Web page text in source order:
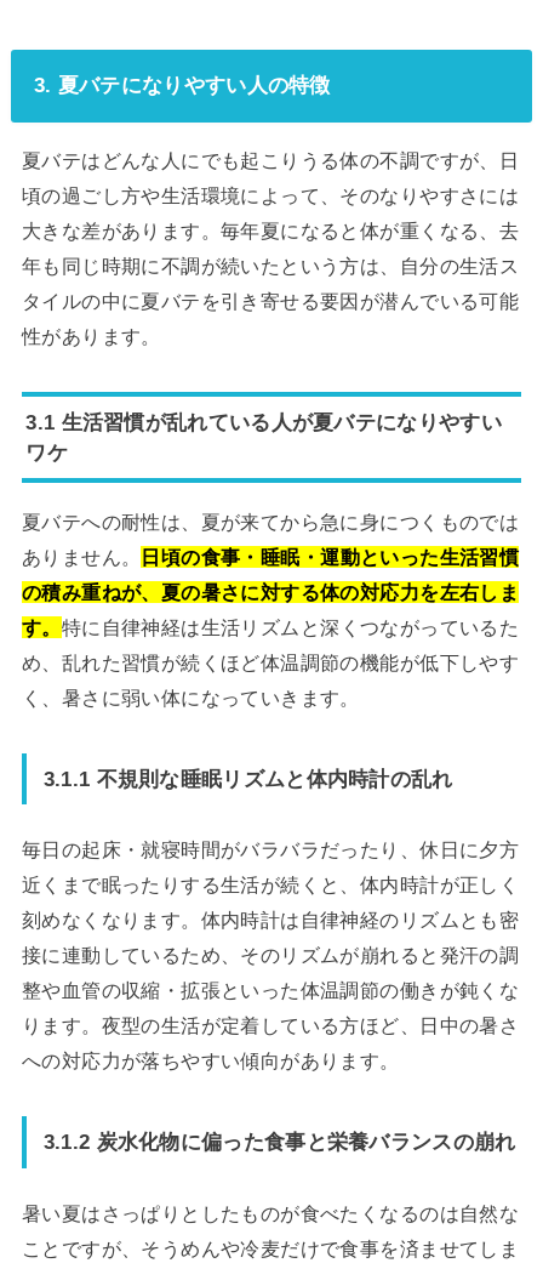
3. 夏バテになりやすい人の特徴
夏バテはどんな人にでも起こりうる体の不調ですが、日
頃の過ごし方や生活環境によって、そのなりやすさには
大きな差があります。毎年夏になると体が重くなる、去
年も同じ時期に不調が続いたという方は、自分の生活ス
タイルの中に夏バテを引き寄せる要因が潜んでいる可能
性があります。
3.1 生活習慣が乱れている人が夏バテになりやすい
ワケ
夏バテへの耐性は、夏が来てから急に身につくものでは
ありません。
日頃の食事・睡眠・運動といった生活習慣
の積み重ねが、夏の暑さに対する体の対応力を左右しま
す。 特に自律神経は生活リズムと深くつながっているた
め、乱れた習慣が続くほど体温調節の機能が低下しやす
く、暑さに弱い体になっていきます。
3.1.1 不規則な睡眠リズムと体内時計の乱れ
毎日の起床・就寝時間がバラバラだったり、休日に夕方
近くまで眠ったりする生活が続くと、体内時計が正しく
刻めなくなります。体内時計は自律神経のリズムとも密
接に連動しているため、そのリズムが崩れると発汗の調
整や血管の収縮・拡張といった体温調節の働きが鈍くな
ります。夜型の生活が定着している方ほど、日中の暑さ
への対応力が落ちやすい傾向があります。
3.1.2 炭水化物に偏った食事と栄養バランスの崩れ
暑い夏はさっぱりとしたものが食べたくなるのは自然な
ことですが、そうめんや冷麦だけで食事を済ませてしま